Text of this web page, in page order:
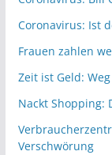
Coronavirus: Ist
Frauen zahlen
Zeit ist Geld:
Nackt Shopping:
Verschwörung